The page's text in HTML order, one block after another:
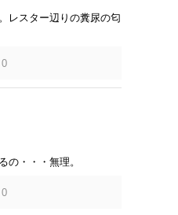
レスター辺りの糞尿の匂
0
の・・・無理。
0